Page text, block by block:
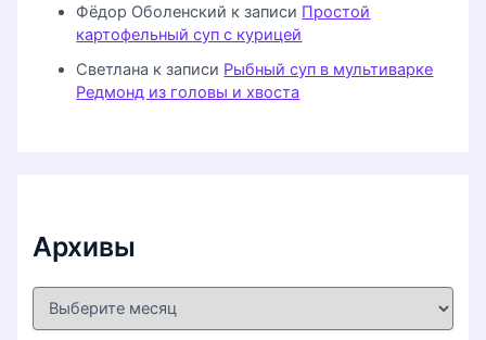
Фёдор Оболенский к записи Простой
картофельный суп с курицей
Светлана к записи Рыбный суп в мультиварке
Редмонд из головы и хвоста
Архивы
А